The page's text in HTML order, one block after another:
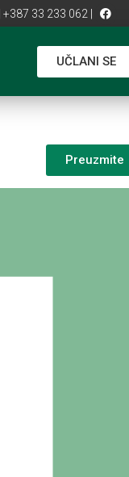
33 233 062 |
UČLANI SE
Preuzmite